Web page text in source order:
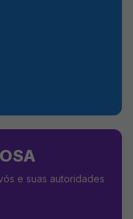
e suas autoridades